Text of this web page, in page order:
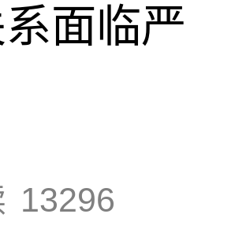
面临严
13296